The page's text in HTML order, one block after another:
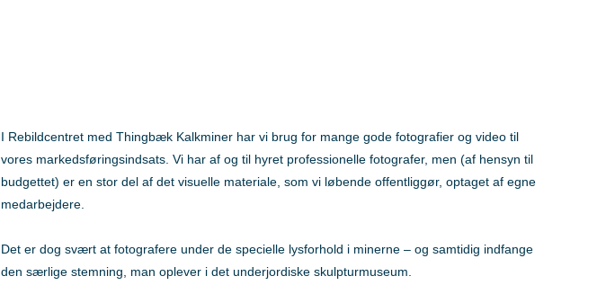
I Rebildcentret med Thingbæk Kalkminer har vi brug for mange gode fotografier og video til
vores markedsføringsindsats. Vi har af og til hyret professionelle fotografer, men (af hensyn til
budgettet) er en stor del af det visuelle materiale, som vi løbende offentliggør, optaget af egne
medarbejdere.
Det er dog svært at fotografere under de specielle lysforhold i minerne – og samtidig indfange
den særlige stemning, man oplever i det underjordiske skulpturmuseum.